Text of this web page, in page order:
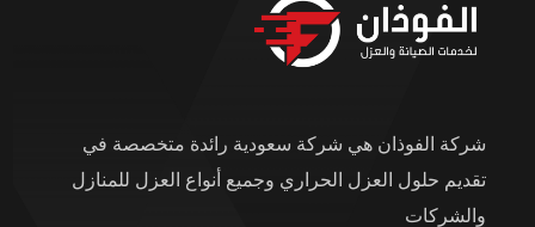
شركة الفوذان هي شركة سعودية رائدة متخصصة في
تقديم حلول العزل الحراري وجميع أنواع العزل للمنازل
والشركات